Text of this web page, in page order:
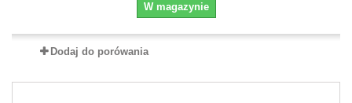
W magazynie
Dodaj do porówania